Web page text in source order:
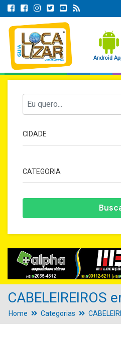
CABELEIREIROS
Home Categorias